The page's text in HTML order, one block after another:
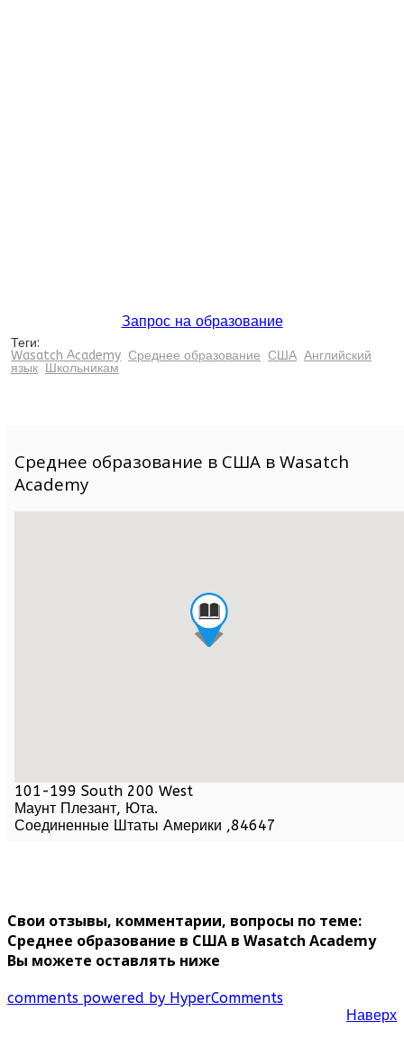
Запрос на образование
Теги:
Wasatch Academy Среднее образование США Английский
язык Школьникам
Среднее образование в США в Wasatch
Academy
101-199 South 200 West
Маунт Плезант, Юта.
Соединенные Штаты Америки ,84647
Свои отзывы, комментарии, вопросы по теме:
Среднее образование в США в Wasatch Academy
Вы можете оставлять ниже
comments powered by HyperComments
Наверх